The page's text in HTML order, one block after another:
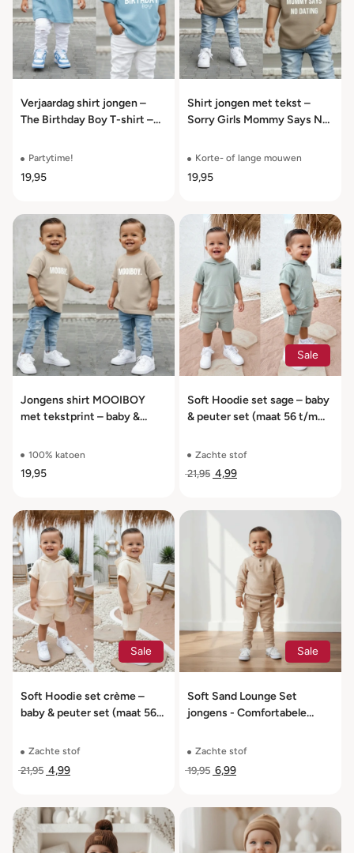
Verjaardag shirt jongen –
The Birthday Boy T-shirt –
Partytime!
19,95
Shirt jongen met tekst –
Sorry Girls Mommy Says No
Korte- of lange mouwen
19,95
Jongens shirt MOOIBOY
met tekstprint – baby &
mouw – maat 56-104
100% katoen
19,95
Sale
Soft Hoodie set sage – baby
& peuter set (maat 56 t/m
Zachte stof
21,95 4,99
Sale
Soft Hoodie set crème –
baby & peuter set (maat 56
Zachte stof
21,95 4,99
Sale
Soft Sand Lounge Set
jongens - Comfortabele
Zachte stof
19,95 6,99